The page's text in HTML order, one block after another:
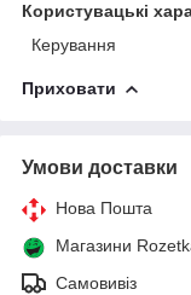
Користувацькі
Керування
Приховати
Умови доставки
Нова Пошта
Магазини
Самовивіз